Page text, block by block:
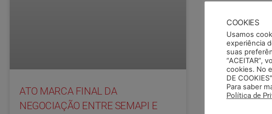
ATO MARCA FINAL DA
NEGOCIAÇÃO ENTRE SEMAPI E
COOKIES
Usamos
experiência
suas
“ACEITAR”,
cookies. No
DE
Para saber
Política de